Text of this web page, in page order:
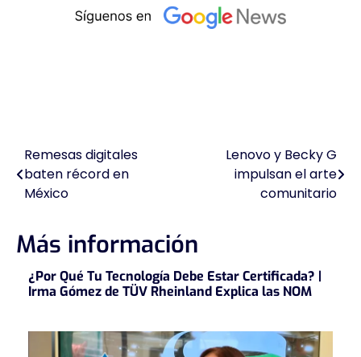
Navegación
de
Remesas digitales
baten récord en
México
Lenovo y Becky G
impulsan el arte
comunitario
Más información
¿Por Qué Tu Tecnología Debe Estar Certificada? |
Irma Gómez de TÜV Rheinland Explica las NOM